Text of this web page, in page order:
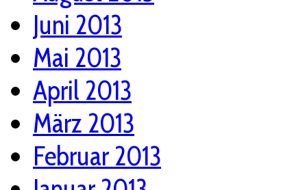
Juni 2013
Mai 2013
April 2013
März 2013
Februar 2013